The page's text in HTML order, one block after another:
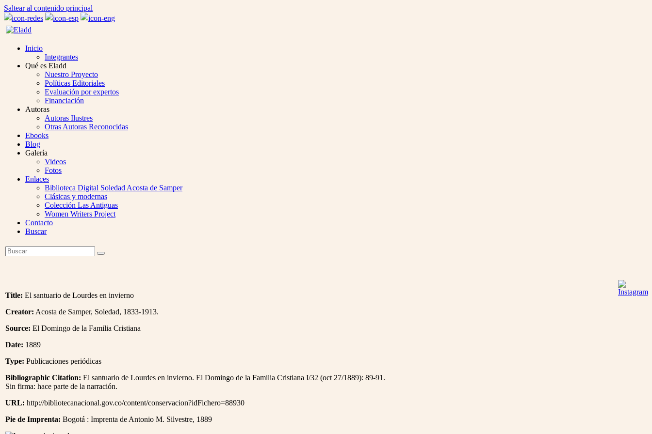
Saltear al contenido principal
Inicio
Integrantes
Qué es Eladd
Nuestro Proyecto
Políticas Editoriales
Evaluación por expertos
Financiación
Autoras
Autoras Ilustres
Otras Autoras Reconocidas
Ebooks
Blog
Galería
Videos
Fotos
Enlaces
Biblioteca Digital Soledad Acosta de Samper
Clásicas y modernas
Colección Las Antiguas
Women Writers Project
Contacto
Buscar
Open
Mobile
Buscar
Enviar
Title: El santuario de Lourdes en invierno
Creator: Acosta de Samper, Soledad, 1833-1913.
Source: El Domingo de la Familia Cristiana
Date: 1889
Type: Publicaciones periódicas
Bibliographic Citation: El santuario de Lourdes en invierno. El Domingo de la Familia Cristiana I/32 (oct 27/1889): 89-91.
Sin firma: hace parte de la narración.
URL: http://bibliotecanacional.gov.co/content/conservacion?idFichero=88930
Pie de Imprenta: Bogotá : Imprenta de Antonio M. Silvestre, 1889